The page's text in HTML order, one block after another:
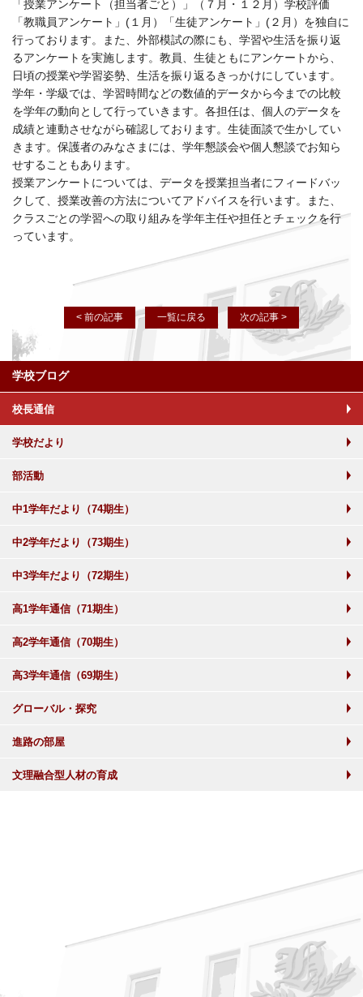
「授業アンケート（担当者ごと）」（７月・１２月）学校評価
「教職員アンケート」(１月）「生徒アンケート」(２月）を独自に
行っております。また、外部模試の際にも、学習や生活を振り返
るアンケートを実施します。教員、生徒ともにアンケートから、
日頃の授業や学習姿勢、生活を振り返るきっかけにしています。
学年・学級では、学習時間などの数値的データから今までの比較
を学年の動向として行っていきます。各担任は、個人のデータを
成績と連動させながら確認しております。生徒面談で生かしてい
きます。保護者のみなさまには、学年懇談会や個人懇談でお知ら
せすることもあります。
授業アンケートについては、データを授業担当者にフィードバッ
クして、授業改善の方法についてアドバイスを行います。また、
クラスごとの学習への取り組みを学年主任や担任とチェックを行
っています。
< 前の記事 一覧に戻る 次の記事 >
学校ブログ
校長通信
学校だより
部活動
中1学年だより（74期生）
中2学年だより（73期生）
中3学年だより（72期生）
高1学年通信（71期生）
高2学年通信（70期生）
高3学年通信（69期生）
グローバル・探究
進路の部屋
文理融合型人材の育成